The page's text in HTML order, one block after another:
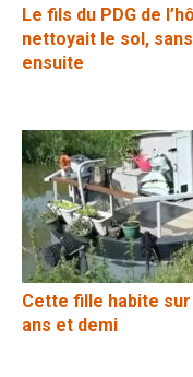
Le fils du PDG de
nettoyait le sol,
ensuite
Cette fille habite
ans et demi